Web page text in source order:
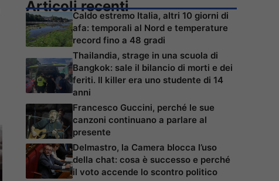
Articoli recenti
Caldo estremo Italia, altri 10 giorni di
afa: temporali al Nord e temperature
record fino a 48 gradi
Thailandia, strage in una scuola di
Bangkok: sale il bilancio di morti e dei
feriti. Il killer era uno studente di 14
anni
Francesco Guccini, perché le sue
canzoni continuano a parlare al
presente
Delmastro, la Camera blocca l’uso
della chat: cosa è successo e perché
il voto accende lo scontro politico